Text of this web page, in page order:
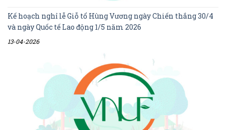
Kế hoạch nghỉ lễ Giỗ tổ Hùng Vương ngày Chiến thắng 30/4
và ngày Quốc tế Lao động 1/5 năm 2026
13-04-2026